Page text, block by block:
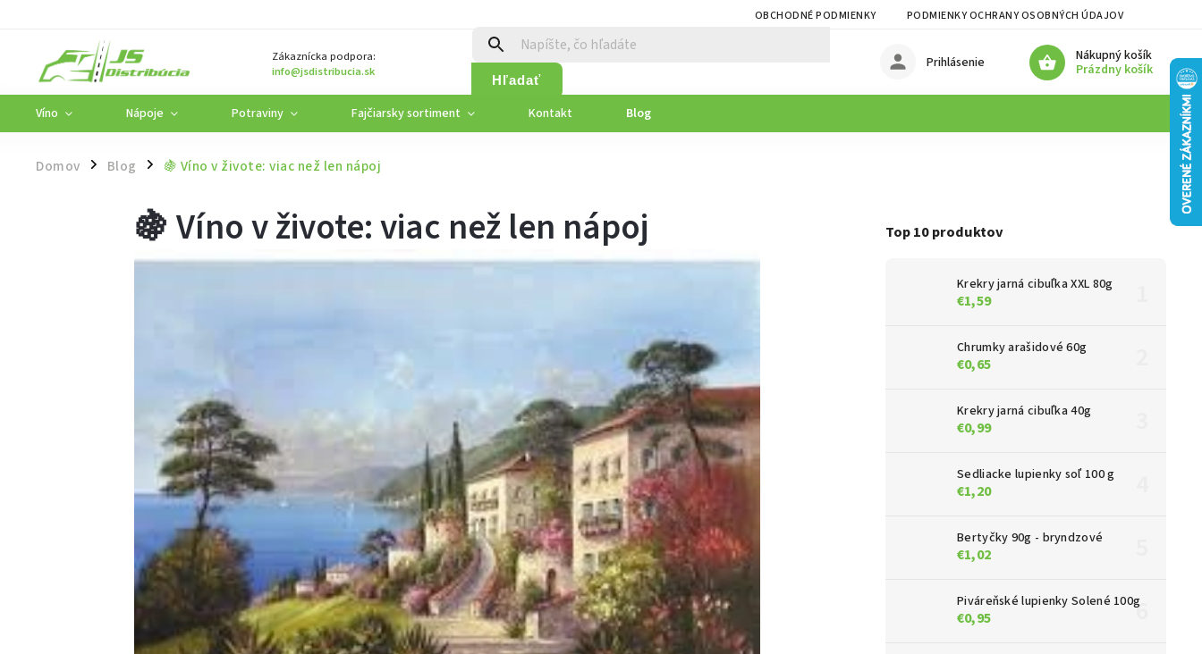
OBCHODNÉ PODMIENKY PODMIENKY OCHRANY OSOBNÝCH ÚDAJOV
Zákaznícka podpora:
info@jsdistribucia.sk
Hľadať
Nákupný košík
Prázdny košík
Prihlásenie
Víno Nápoje Potraviny Fajčiarsky sortiment Kontakt Blog
Domov / Blog / 🍇 Víno v živote: viac než len nápoj
Top 10 produktov
Krekry jarná cibuľka XXL 80g
€1,59
Chrumky arašidové 60g
€0,65
Krekry jarná cibuľka 40g
€0,99
Sedliacke lupienky soľ 100 g
€1,20
Bertyčky 90g - bryndzové
€1,02
Piváreňské lupienky Solené 100g
€0,95
🍇 Víno v živote: viac než len nápoj